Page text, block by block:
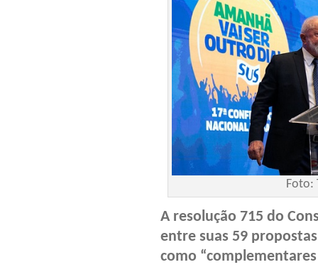
Foto:
A resolução 715 do
entre suas 59
como “complementares